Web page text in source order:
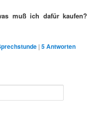
muß ich dafür kaufen?
|5Antworten